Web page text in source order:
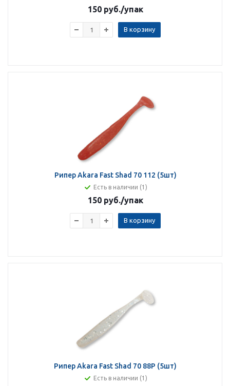
150 руб./упак
В корзину
Рипер Akara Fast Shad 70 112 (5шт)
Есть в наличии (1)
150 руб./упак
В корзину
Рипер Akara Fast Shad 70 88P (5шт)
Есть в наличии (1)